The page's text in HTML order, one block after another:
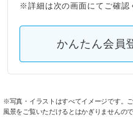
※詳細は次の画面にてご確認
かんたん会員
※写真・イラストはすべてイメージです。
風景をご覧いただけるとはかぎりませんの